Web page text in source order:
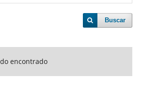
Buscar
encontrado